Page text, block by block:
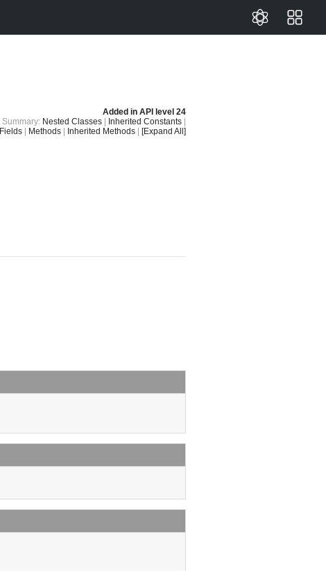
Added in API level 24
Summary: Nested Classes Inherited Constants
Fields
Methods Inherited Methods [Expand All]